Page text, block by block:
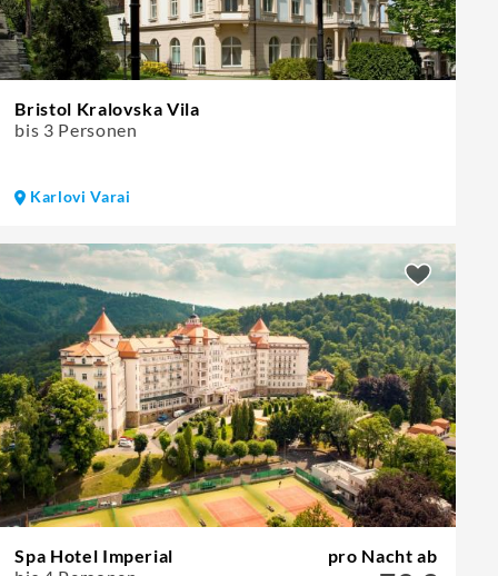
Bristol Kralovska Vila
bis 3 Personen
Karlovi Varai
Spa Hotel Imperial
pro Nacht ab